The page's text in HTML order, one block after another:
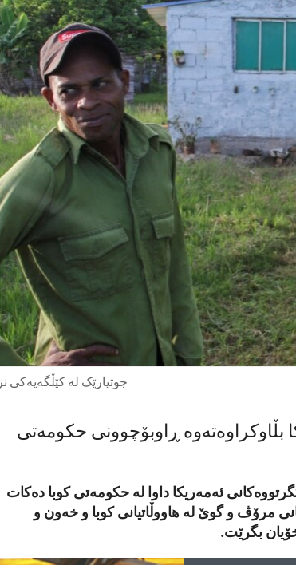
جوتیارێک لە کێڵگەیەکی
بڵاوکراوەتەوە ڕاوبۆچوونی حکومەتی
ئەمەریکا داوا لە حکومەتی کوبا دەکات
مرۆڤ و گوێ لە هاووڵاتیانی کوبا و خەون و
بگرێت.